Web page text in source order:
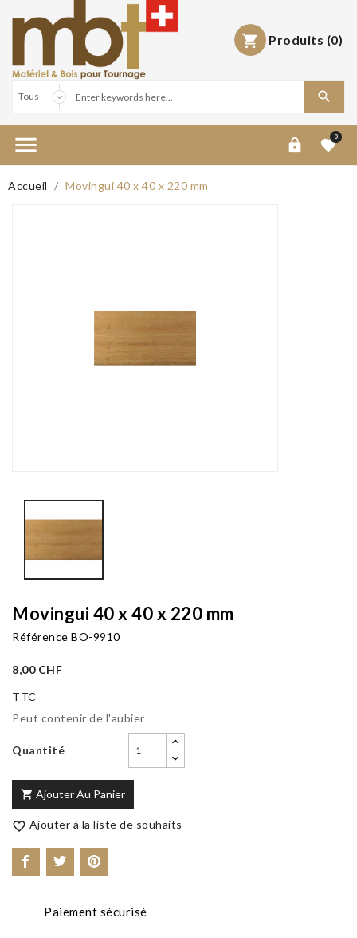
 Produits (0)

  0
Accueil Movingui 40 x 40 x 220 mm
Movingui 40 x 40 x 220 mm
Référence BO-9910
8,00 CHF
TTC
Peut contenir de l'aubier
Quantité
 Ajouter Au Panier
 Ajouter à la liste de souhaits
Paiement sécurisé